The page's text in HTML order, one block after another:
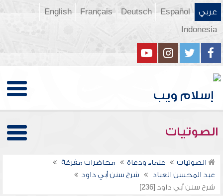
عربي Español
Deutsch
Français
English
Indonesia
الصوتيات
الصوتيات علماء ودعاة
محاضرات مفرغة
عبد المحسن العباد
شرح سنن أبي داود
شرح سنن أبي داود [236]